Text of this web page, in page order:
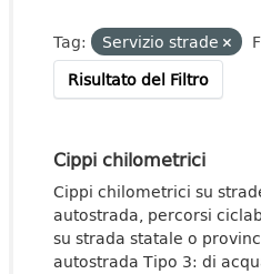
Tag: Servizio strade
Risultato del Filtro
Cippi chilometrici
Cippi chilometrici su
autostrada, percorsi
su strada statale o
autostrada Tipo 3: di